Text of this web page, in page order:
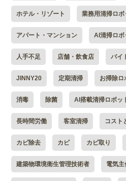
ホテル・リゾート 業務用清掃ロボ
アパート・マンション AI清掃ロボ
人手不足 店舗・飲食店 バイ
JINNY20 定期清掃 お掃除ロ
消毒 除菌 AI搭載清掃ロボッ
長時間労働 客室清掃 コスト
カビ除去 カビ カビ取り
建築物環境衛生管理技術者 電気